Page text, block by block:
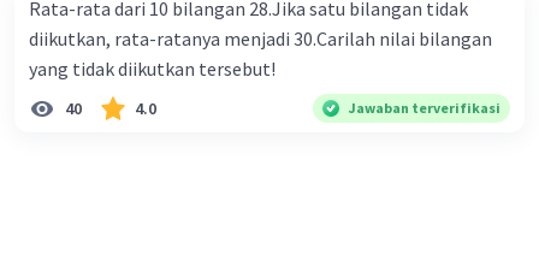
Rata-rata dari 10 bilangan 28.Jika satu bilangan tidak
diikutkan, rata-ratanya menjadi 30.Carilah nilai bilangan
yang tidak diikutkan tersebut!
40 4.0 Jawaban terverifikasi